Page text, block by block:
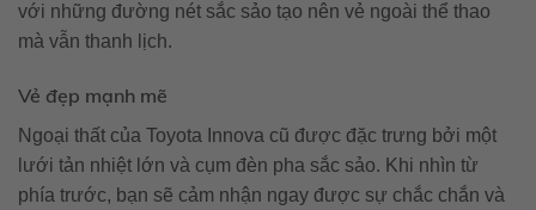
với những đường nét sắc sảo tạo nên vẻ ngoài thể thao
mà vẫn thanh lịch.
Vẻ đẹp mạnh mẽ
Ngoại thất của Toyota Innova cũ được đặc trưng bởi một
lưới tản nhiệt lớn và cụm đèn pha sắc sảo. Khi nhìn từ
phía trước, bạn sẽ cảm nhận ngay được sự chắc chắn và